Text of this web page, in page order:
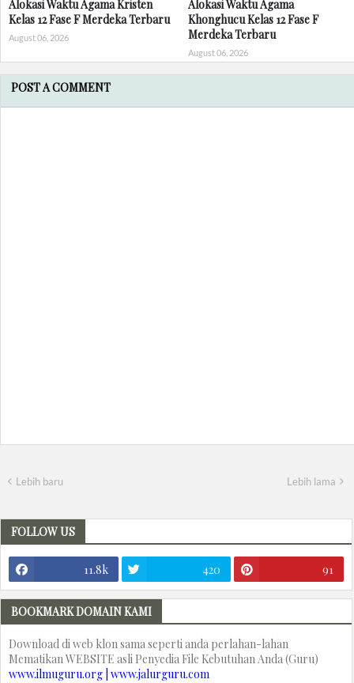
Alokasi Waktu Agama Kristen
Kelas 12 Fase F Merdeka Terbaru
August 06, 2026
Alokasi Waktu Agama
Khonghucu Kelas 12 Fase F
Merdeka Terbaru
August 06, 2026
POST A COMMENT
Lebih baru Lebih lama
FOLLOW US
11.8k 420 91
BOOKMARK DOMAIN KAMI
Download di web klon sama seperti anda perlahan-lahan
Mematikan WEBSITE asli Penyedia File Kebutuhan Anda (Guru)
www.ilmuguru.org | www.jalurguru.com